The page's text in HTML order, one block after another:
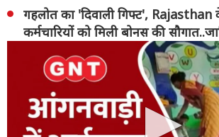
गहलोत का 'दिवाली गिफ्ट',
कर्मचारियों को मिली बोनस की